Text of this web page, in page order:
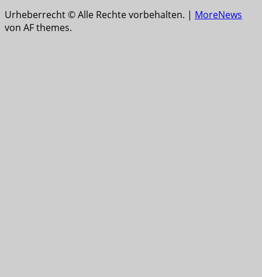
Urheberrecht © Alle Rechte vorbehalten. | MoreNews
von AF themes.